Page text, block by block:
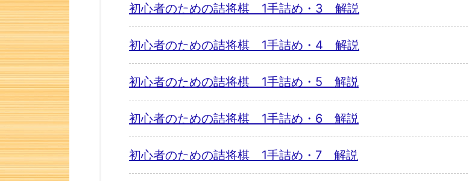
初心者のための詰将棋 1手詰め・3 解説
初心者のための詰将棋 1手詰め・4 解説
初心者のための詰将棋 1手詰め・5 解説
初心者のための詰将棋 1手詰め・6 解説
初心者のための詰将棋 1手詰め・7 解説